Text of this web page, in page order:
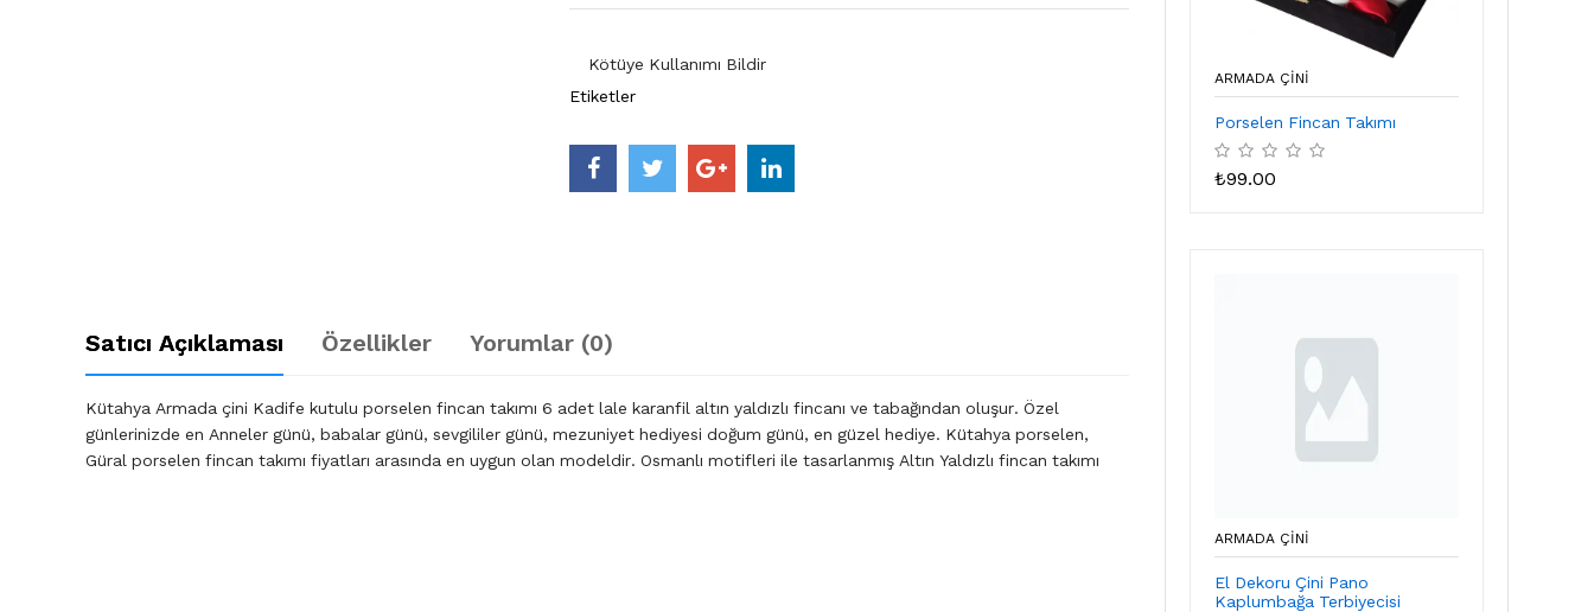
Kötüye Kullanımı Bildir
Etiketler
Satıcı Açıklaması Özellikler Yorumlar (0)
Kütahya Armada çini Kadife kutulu porselen fincan takımı 6 adet lale karanfil altın yaldızlı fincanı ve tabağından oluşur. Özel
günlerinizde en Anneler günü, babalar günü, sevgililer günü, mezuniyet hediyesi doğum günü, en güzel hediye. Kütahya porselen,
Güral porselen fincan takımı fiyatları arasında en uygun olan modeldir. Osmanlı motifleri ile tasarlanmış Altın Yaldızlı fincan takımı
ARMADA ÇİNİ
Porselen Fincan Takımı
₺99.00
ARMADA ÇİNİ
El Dekoru Çini Pano
Kaplumbağa Terbiyecisi